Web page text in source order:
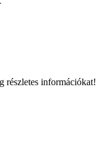
részletes információkat!